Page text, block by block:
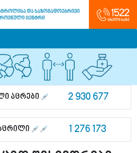
აცრები 2 930 677
1 276 173